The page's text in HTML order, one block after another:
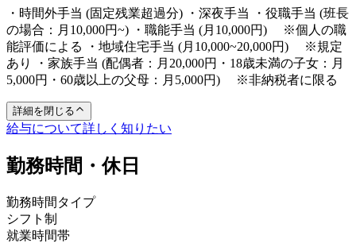
・時間外手当 (固定残業超過分) ・深夜手当 ・役職手当 (班長
の場合：月10,000円~) ・職能手当 (月10,000円) ※個人の職
能評価による ・地域住宅手当 (月10,000~20,000円) ※規定
あり ・家族手当 (配偶者：月20,000円・18歳未満の子女：月
5,000円・60歳以上の父母：月5,000円) ※非納税者に限る
詳細を閉じる
給与について詳しく知りたい
勤務時間・休日
勤務時間タイプ
シフト制
就業時間帯